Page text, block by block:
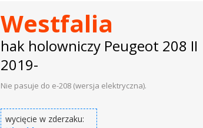
Westfalia
hak holowniczy Peugeot 208 II
2019-
Nie pasuje do e-208 (wersja elektryczna).
wycięcie w zderzaku: